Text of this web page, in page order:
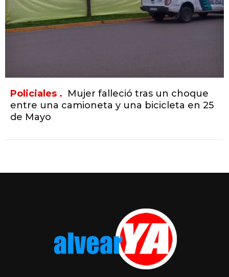
Policiales . Mujer falleció tras un choque
entre una camioneta y una bicicleta en 25
de Mayo